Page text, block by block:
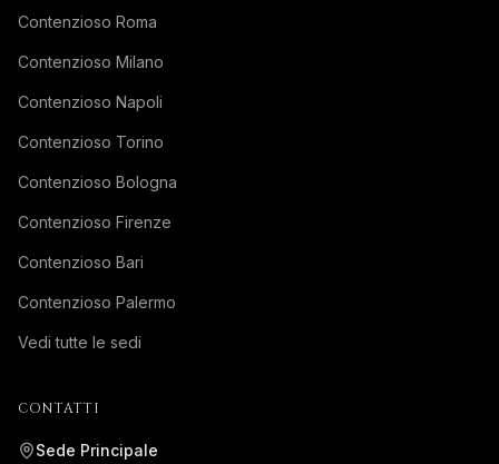
Contenzioso Roma
Contenzioso Milano
Contenzioso Napoli
Contenzioso Torino
Contenzioso Bologna
Contenzioso Firenze
Contenzioso Bari
Contenzioso Palermo
Vedi tutte le sedi
CONTATTI
Sede Principale